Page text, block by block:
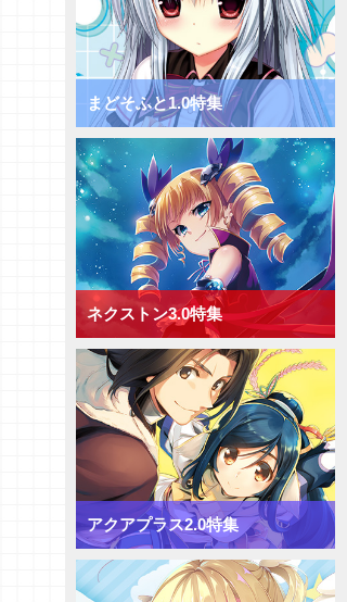
きゃべつそふと1.0 ミックス日
単デッキ
【デッキ紹介】フィールド全体を
チャージ！ きゃべつそふと1.0
ミックス宙単デッキ
【デッキ紹介】サポートでDP上
昇！ きゃべつそふと1.0 ミック
ス花単デッキ
【デッキ紹介】相手の手札を減ら
して制圧！ きゃべつそふと1.0
ミックス月単デッキ
【デッキ紹介】能力値上昇と破棄
でフィールド圧倒！ きゃべつそ
ふと1.0 ミックス雪単デッキ
【デッキ紹介】ドローするかAP
強化か！ Navel2.0 ミックス日
単デッキ
【デッキ紹介】大型キャラを全体
強化！ Navel2.0 ミックス宙単
デッキ
【デッキ紹介】[手札宣言能力]を
連発！ Navel2.0 ミックス花単
デッキ
【デッキ紹介】対応して押し切
れ！ Navel2.0 ミックス月単デ
ッキ
【デッキ紹介】[T]能力を使い倒
してコントロール！ Navel2.0
まどそふと1.0特集
ネクストン3.0特集
アクアプラス2.0特集